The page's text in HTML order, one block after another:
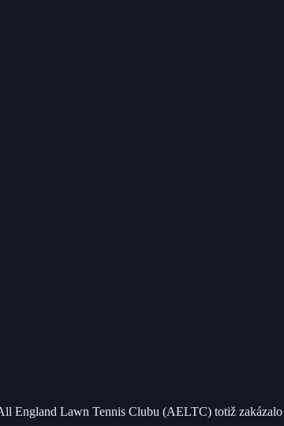
England Lawn Tennis Clubu (AELTC) totiž